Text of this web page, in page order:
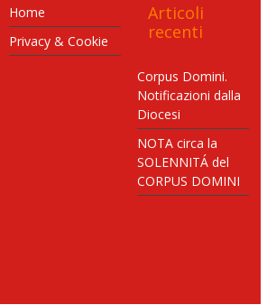
Home
Privacy & Cookie
Articoli
recenti
Corpus Domini.
Notificazioni dalla
Diocesi
NOTA circa la
SOLENNITÁ del
CORPUS DOMINI